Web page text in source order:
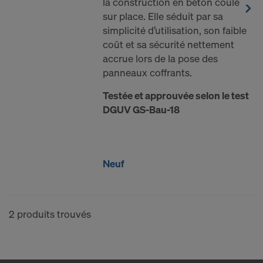
sur place. Elle séduit par sa
simplicité d’utilisation, son faible
coût et sa sécurité nettement
accrue lors de la pose des
panneaux coffrants.
Testée et approuvée selon le test
DGUV GS-Bau-18
Neuf
2 produits trouvés
vous êtes largement dépourvu de droits effectifs et
exécutoires contre cette procédure des autorités
Les données à caractère personnel que nous
transmettons aux États-Unis sont en particulier
Nous coopérons avec les destinataires suivants par
Rocket Science Group LLC
Vimeo LLC